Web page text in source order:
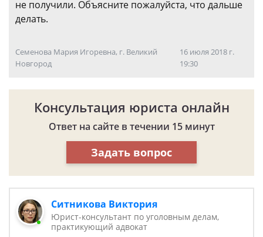
не получили. Объясните пожалуйста, что дальше
делать.
Семенова Мария Игоревна, г. Великий
Новгород
16 июля 2018 г.
19:30
Консультация юриста онлайн
Ответ на сайте в течении 15 минут
Задать вопрос
Ситникова Виктория
Юрист-консультант по уголовным делам,
практикующий адвокат